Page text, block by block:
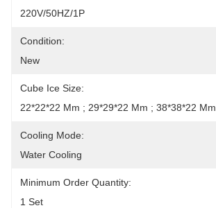
220V/50HZ/1P
Condition:
New
Cube Ice Size:
22*22*22 Mm ; 29*29*22 Mm ; 38*38*22 Mm
Cooling Mode:
Water Cooling
Minimum Order Quantity:
1 Set